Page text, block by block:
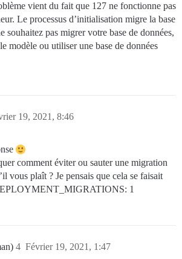
vient du fait que 127 ne fonctionne pas
Le processus d’initialisation migre la base
souhaitez pas migrer votre base de données,
modèle ou utiliser une base de données
19, 2021, 8:46
comment éviter ou sauter une migration
vous plaît ? Je pensais que cela se faisait
1
Février 19, 2021, 1:47
4